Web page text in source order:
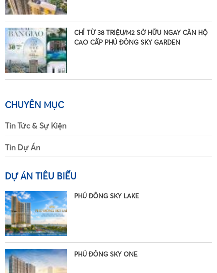
•
•
•
•
CHỈ TỪ 38 TRIỆU/M2 SỞ HỮU NGAY CĂN HỘ
CAO CẤP PHÚ ĐÔNG SKY GARDEN
CHUYÊN MỤC
Tin Tức & Sự Kiện
Tin Dự Án
DỰ ÁN TIÊU BIỂU
PHÚ ĐÔNG SKY LAKE
PHÚ ĐÔNG SKY ONE